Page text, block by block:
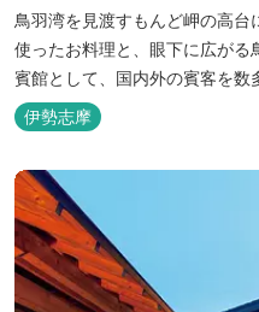
鳥羽湾を見渡すもんど岬の高
使ったお料理と、眼下に広が
賓館として、国内外の賓客を数
るホテルです。 【2024年3月25日リニューアル】 クラブラウンジ
アクセス付の新客室「オーシャ
生！ エントランスやフロント
ャンテラ...
伊勢志摩